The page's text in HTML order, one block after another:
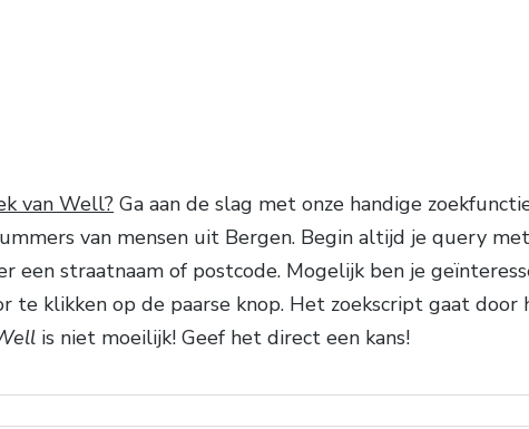
van Well? Ga aan de slag met onze handige
van mensen uit Bergen. Begin altijd je query
een straatnaam of postcode. Mogelijk ben je
te klikken op de paarse knop. Het zoekscript gaat
is niet moeilijk! Geef het direct een kans!